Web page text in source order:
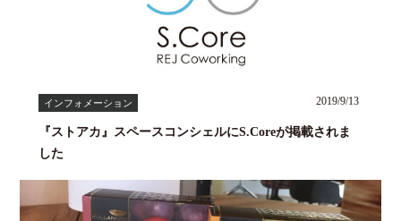
インフォメーション 2019/9/13
『ストアカ』スペースコンシェルにS.Coreが掲載されま
した